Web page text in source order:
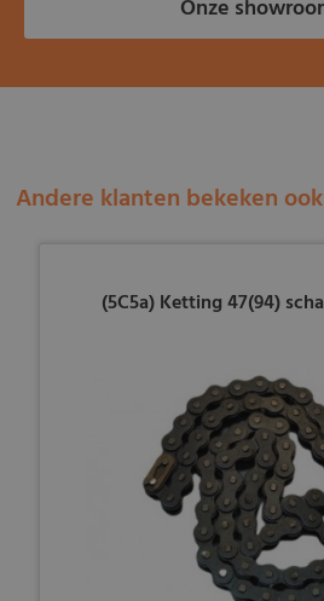
Onze
Andere klanten bekeken
(5C5a) Ketting 47(94)